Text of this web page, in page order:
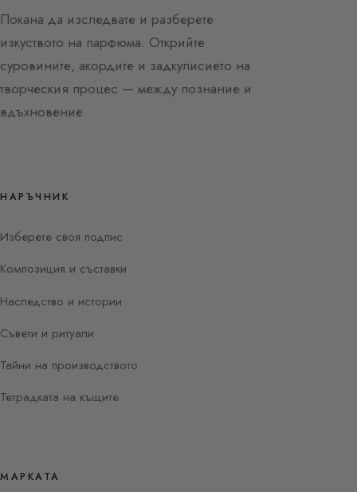
Покана да изследвате и разберете
изкуството на парфюма. Открийте
суровините, акордите и задкулисието на
творческия процес — между познание и
вдъхновение.
НАРЪЧНИК
Изберете своя подпис
Композиция и съставки
Наследство и истории
Съвети и ритуали
Тайни на производството
Тетрадката на къщите
МАРКАТА